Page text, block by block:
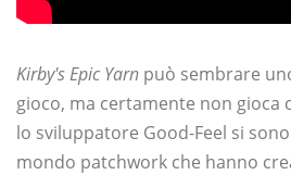
Kirby's Epic Yarn può sembrare
gioco, ma certamente non gioca
lo sviluppatore Good-Feel si
mondo patchwork che hanno